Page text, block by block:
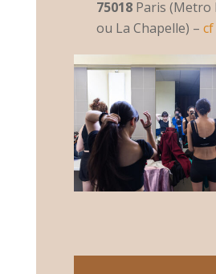
75018Paris (Metro
ou La Chapelle) –